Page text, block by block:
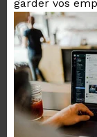
garder vos